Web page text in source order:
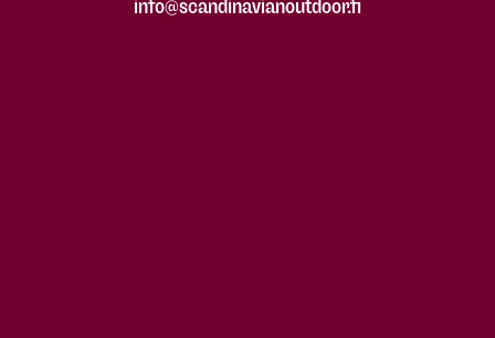
info@scandinavianoutdoor.fi